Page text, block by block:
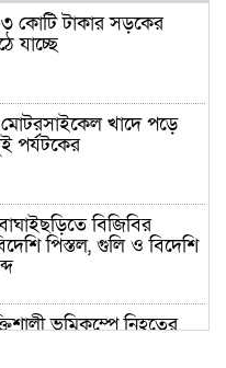
৩ কোটি টাকার সড়কের
যাচ্ছে
মোটরসাইকেল খাদে পড়ে
পর্যটকের
বাঘাইছড়িতে বিজিবির
পিস্তল, গুলি ও বিদেশি
ভূমিকম্পে নিহতের